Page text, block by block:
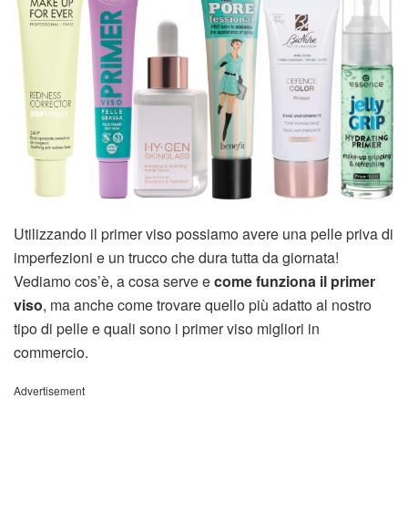
Utilizzando il primer viso possiamo avere una pelle priva di
imperfezioni e un trucco che dura tutta da giornata!
Vediamo cos’è, a cosa serve ecome funziona il primer
viso, ma anche come trovare quello più adatto al nostro
tipo di pelle e quali sono i primer viso migliori in
commercio.
Advertisement